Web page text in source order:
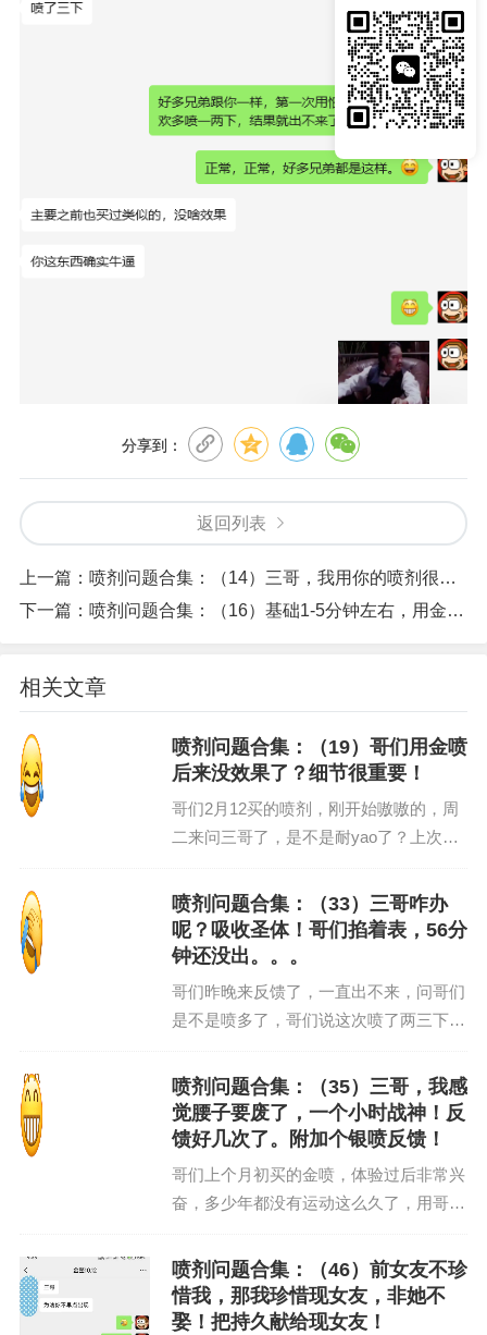
分享到：
返回列表
上一篇： 喷剂问题合集：（14）三哥，我用你的喷剂很麻木，而且中途疲软？咋回事？
下一篇： 喷剂问题合集：（16）基础1-5分钟左右，用金喷到底能到多久？用事实说话！
相关文章
喷剂问题合集：（19）哥们用金喷
后来没效果了？细节很重要！
哥们2月12买的喷剂，刚开始嗷嗷的，周
二来问三哥了，是不是耐yao了？上次用
是三四分钟就出了，咋回事？三哥立刻对
兄弟的使用情况进行分析！首先，金喷现
在用的多的兄弟已...
喷剂问题合集：（33）三哥咋办
呢？吸收圣体！哥们掐着表，56分
钟还没出。。。
哥们昨晚来反馈了，一直出不来，问哥们
是不是喷多了，哥们说这次喷了两三下，
钟还洗了洗，掐着表算的56分钟还没出，
三哥建议中场休息一下，过了高峰期就会
出来了下次喷1下...
喷剂问题合集：（35）三哥，我感
觉腰子要废了，一个小时战神！反
馈好几次了。附加个银喷反馈！
哥们上个月初买的金喷，体验过后非常兴
奋，多少年都没有运动这么久了，用哥们
奈何三哥已经进入梦乡，哈哈，这次是一
小时运动，累屁了，感觉腰子都要废了喷
剂虽好，不可贪杯哦兄...
喷剂问题合集：（46）前女友不珍
惜我，那我珍惜现女友，非她不
娶！把持久献给现女友！